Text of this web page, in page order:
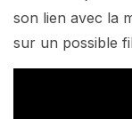
son lien avec la
sur un possible